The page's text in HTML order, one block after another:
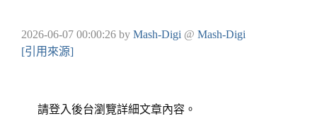
2026-06-07 00:00:26 by Mash-Digi @ Mash-Digi
[引用來源]
請登入後台瀏覽詳細文章內容。